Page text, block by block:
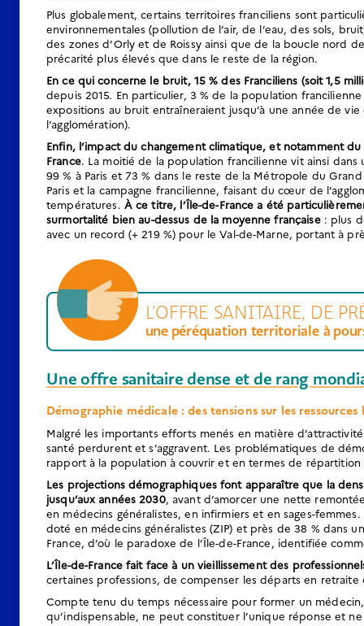
Plus globalement, certains territoires franciliens sont
environnementales (pollution de l’air, de l’eau, des sols,
des zones d’Orly et de Roissy ainsi que de la boucle nord
précarité plus élevés que dans le reste de la région.
En ce qui concerne le bruit, 15 % des Franciliens (soit 1,5
depuis 2015. En particulier, 3 % de la population
expositions au bruit entraîneraient jusqu’à une année de
l’agglomération).
Enfin, l’impact du changement climatique, et notamment
France. La moitié de la population francilienne vit ainsi
99 % à Paris et 73 % dans le reste de la Métropole du
Paris et la campagne francilienne, faisant du cœur de
températures. À ce titre, l’Île-de-France a été
surmortalité bien au-dessus de la moyenne française: plus
avec un record (+ 219 %) pour le Val-de-Marne, portant à
L’OFFRE SANITAIRE, DE
une péréquation territoriale à
Une offre sanitaire dense et de rang
Démographie médicale : des tensions sur les
Malgré les importants efforts menés en matière
santé perdurent et s’aggravent. Les problématiques de
rapport à la population à couvrir et en termes de
Les projections démographiques font apparaître que la
jusqu’aux années 2030, avant d’amorcer une nette
en médecins généralistes, en infirmiers et en sages-
doté en médecins généralistes (ZIP) et près de 38 % dans
France, d’où le paradoxe de l’Île-de-France, identifiée
L’Île-de-France fait face à un vieillissement des
certaines professions, de compenser les départs en retraite
Compte tenu du temps nécessaire pour former un
qu’indispensable, ne peut constituer l’unique réponse et